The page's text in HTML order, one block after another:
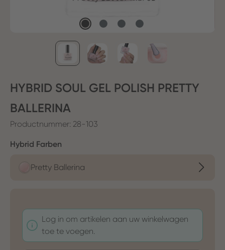
HYBRID SOUL GEL POLISH PRETTY
BALLERINA
Productnummer: 28-103
Selecteer
Hybrid Farben
Pretty Ballerina
Log in om artikelen aan uw winkelwagen
toe te voegen.